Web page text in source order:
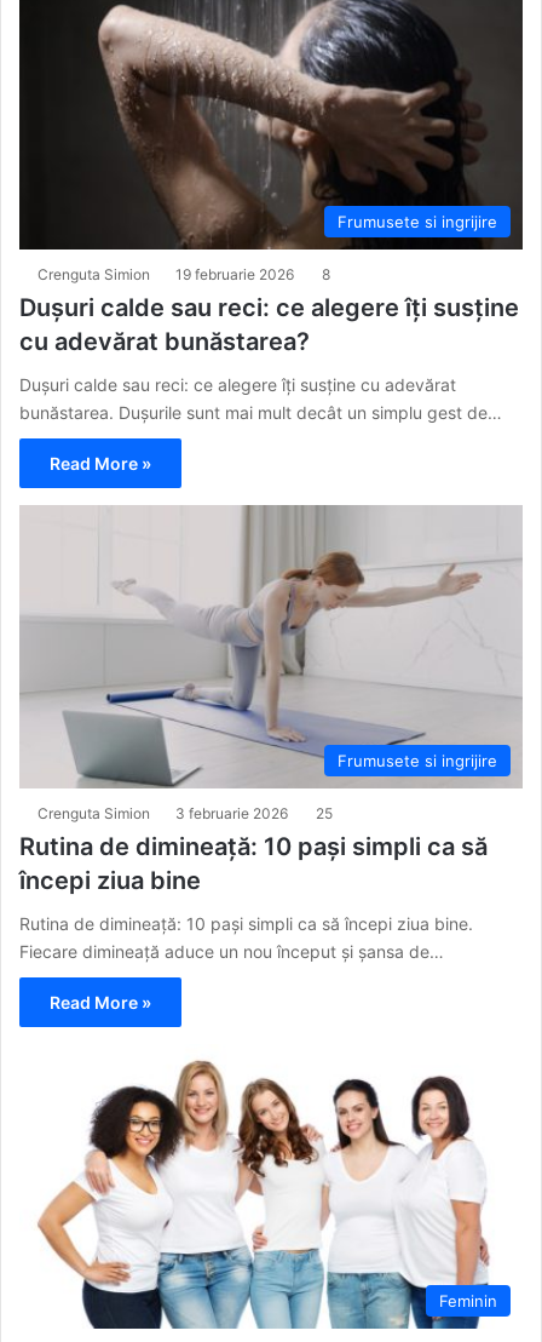
Frumusete si ingrijire
Crenguta Simion 19 februarie 2026 8
Dușuri calde sau reci: ce alegere îți susține
cu adevărat bunăstarea?
Dușuri calde sau reci: ce alegere îți susține cu adevărat
bunăstarea. Dușurile sunt mai mult decât un simplu gest de…
Read More »
Frumusete si ingrijire
Crenguta Simion 3 februarie 2026 25
Rutina de dimineață: 10 pași simpli ca să
începi ziua bine
Rutina de dimineață: 10 pași simpli ca să începi ziua bine.
Fiecare dimineață aduce un nou început și șansa de…
Read More »
Feminin